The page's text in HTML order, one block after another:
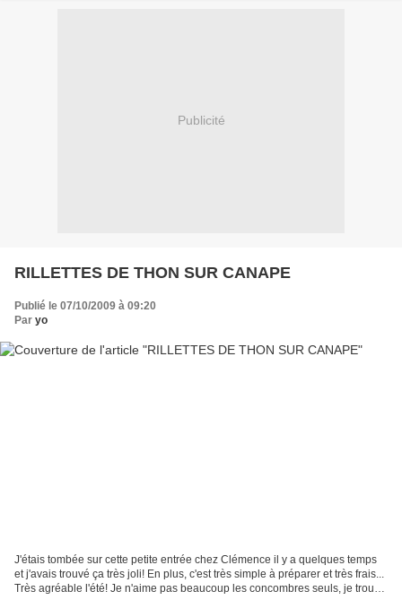
Publicité
RILLETTES DE THON SUR CANAPE
Publié le 07/10/2009 à 09:20
Par yo
J'étais tombée sur cette petite entrée chez Clémence il y a quelques temps
et j'avais trouvé ça très joli! En plus, c'est très simple à préparer et très frais...
Très agréable l'été! Je n'aime pas beaucoup les concombres seuls, je trouve